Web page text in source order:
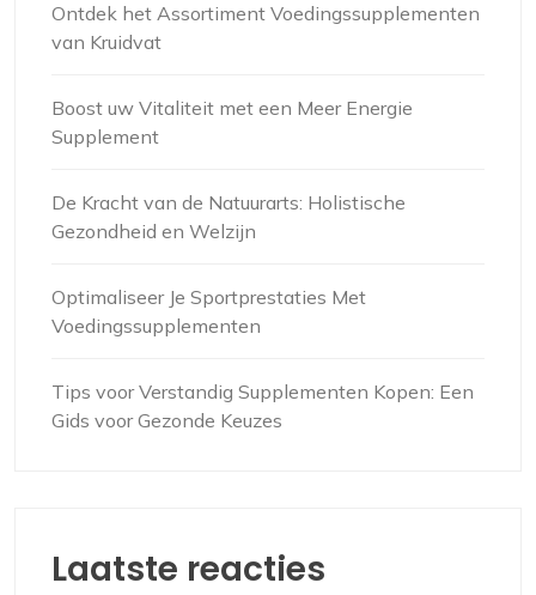
Ontdek het Assortiment Voedingssupplementen
van Kruidvat
Boost uw Vitaliteit met een Meer Energie
Supplement
De Kracht van de Natuurarts: Holistische
Gezondheid en Welzijn
Optimaliseer Je Sportprestaties Met
Voedingssupplementen
Tips voor Verstandig Supplementen Kopen: Een
Gids voor Gezonde Keuzes
Laatste reacties